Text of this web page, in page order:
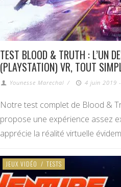
TEST BLOOD & TRUTH : L’UN
(PLAYSTATION) VR, TOUT
Younesse Marechal / 4 juin 2019
Notre test complet de Blood &
propose une expérience assez
apprécie la réalité virtuelle
JEUX VIDÉO / TESTS